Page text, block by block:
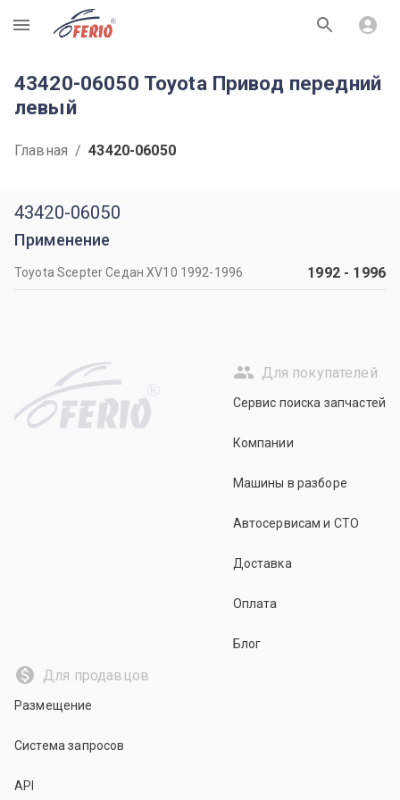
R
43420-06050 Toyota Привод передний
левый
Главная / 43420-06050
43420-06050
Применение
Toyota Scepter Седан XV10 1992-1996 1992- 1996
R
Для покупателей
Сервис поиска запчастей
Компании
Машины в разборе
Автосервисам и СТО
Доставка
Оплата
Блог
Для продавцов
Размещение
Система запросов
API